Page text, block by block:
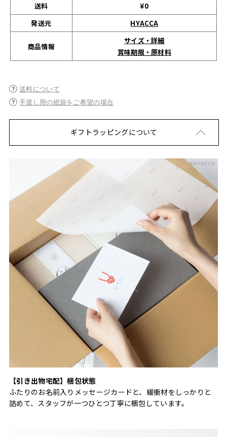
送料
¥0
発送元
HYACCA
商品情報
サイズ・詳細
賞味期限・原材料
送料について
手渡し用の紙袋をご希望の場合
ギフトラッピングについて
【引き出物宅配】梱包状態
ふたりのお名前入りメッセージカードと、緩衝材をしっかりと
詰めて、スタッフが一つひとつ丁寧に梱包しています。